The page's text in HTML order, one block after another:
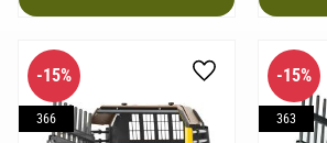
15%
366
Lägg till i favoriter
15%
363